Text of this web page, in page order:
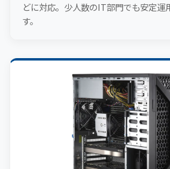
どに対応。少人数のIT部門でも安定運
す。